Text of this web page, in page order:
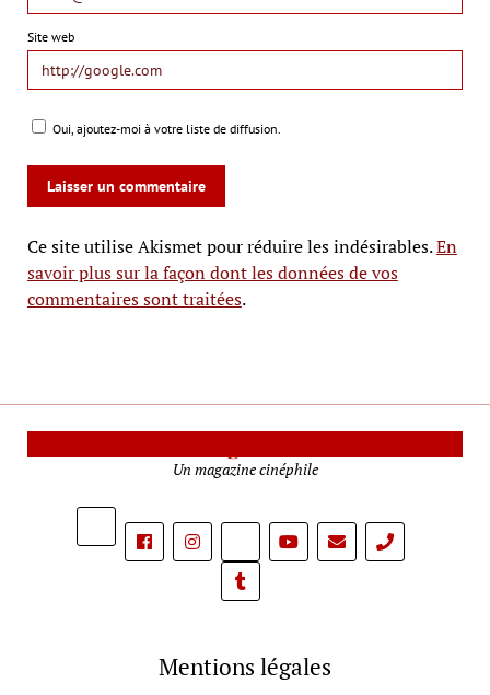
Site web
Oui, ajoutez-moi à votre liste de diffusion.
Ce site utilise Akismet pour réduire les indésirables.En
savoir plus sur la façon dont les données de vos
commentaires sont traitées.
Un magazine cinéphile
phone
Mentions légales